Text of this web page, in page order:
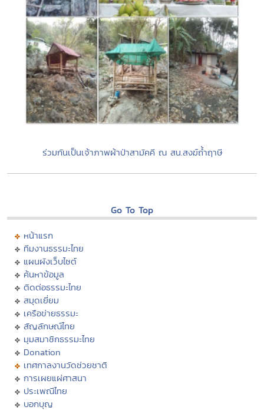
ร่วมกันเป็นเจ้าภาพผ้าป่าสามัคคี ณ สน.สงฆ์ถ้ำฤาษี
Go To Top
หน้าแรก
ทีมงานธรรมะไทย
แผนผังเว็บไซต์
ค้นหาข้อมูล
ติดต่อธรรมะไทย
สมุดเยี่ยม
เครือข่ายธรรมะ
สัญลักษณ์ไทย
มุมสมาชิกธรรมะไทย
Donation
เทศกาลงานวัดช่วยชาติ
การเผยแผ่ศาสนา
ประเพณีไทย
บอกบุญ